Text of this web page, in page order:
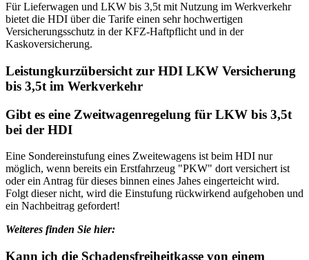
Für Lieferwagen und LKW bis 3,5t mit Nutzung im Werkverkehr
bietet die HDI über die Tarife einen sehr hochwertigen
Versicherungsschutz in der KFZ-Haftpflicht und in der
Kaskoversicherung.
Leistungkurzübersicht zur HDI LKW Versicherung
bis 3,5t im Werkverkehr
Gibt es eine Zweitwagenregelung für LKW bis 3,5t
bei der HDI
Eine Sondereinstufung eines Zweitewagens ist beim HDI nur
möglich, wenn bereits ein Erstfahrzeug "PKW" dort versichert ist
oder ein Antrag für dieses binnen eines Jahes eingerteicht wird.
Folgt dieser nicht, wird die Einstufung rückwirkend aufgehoben und
ein Nachbeitrag gefordert!
Weiteres finden Sie hier:
Kann ich die Schadensfreiheitkasse von einem